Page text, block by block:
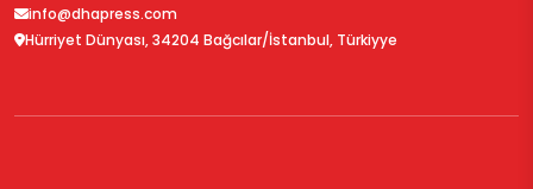
info@dhapress.com
Hürriyet Dünyası, 34204 Bağcılar/İstanbul, Türkiyye